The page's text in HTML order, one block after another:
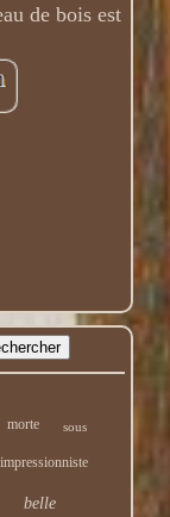
de bois est
morte sous
impressionniste
belle